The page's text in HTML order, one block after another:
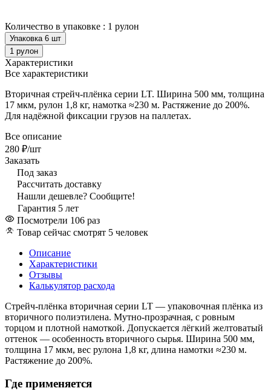
Количество в упаковке : 1 рулон
Упаковка 6 шт
1 рулон
Характеристики
Все характеристики
Вторичная стрейч-плёнка серии LT. Ширина 500 мм, толщина
17 мкм, рулон 1,8 кг, намотка ≈230 м. Растяжение до 200%.
Для надёжной фиксации грузов на паллетах.
Все описание
280 ₽/шт
Заказать
Под заказ
Рассчитать доставку
Нашли дешевле? Сообщите!
Гарантия 5 лет
Посмотрели 106 раз
Товар сейчас смотрят 5 человек
Описание
Характеристики
Отзывы
Калькулятор расхода
Стрейч-плёнка вторичная серии LT — упаковочная плёнка из
вторичного полиэтилена. Мутно-прозрачная, с ровным
торцом и плотной намоткой. Допускается лёгкий желтоватый
оттенок — особенность вторичного сырья. Ширина 500 мм,
толщина 17 мкм, вес рулона 1,8 кг, длина намотки ≈230 м.
Растяжение до 200%.
Где применяется